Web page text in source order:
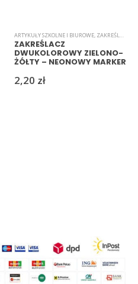
ARTYKUŁY SZKOLNE I BIUROWE, ZAKREŚLACZE
ZAKREŚLACZ
DWUKOLOROWY ZIELONO-
ŻÓŁTY – NEONOWY MARKER
2,20 zł